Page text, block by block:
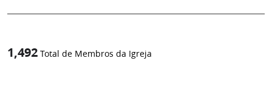
1,492 Total de Membros da Igreja